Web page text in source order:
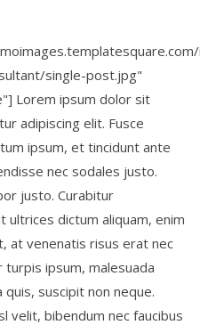
single-post.jpg"
Lorem ipsum dolor sit
adipiscing elit. Fusce
ipsum, et tincidunt ante
nec sodales justo.
justo. Curabitur
ultrices dictum aliquam, enim
at venenatis risus erat nec
turpis ipsum, malesuada
suscipit non neque.
velit, bibendum nec faucibus